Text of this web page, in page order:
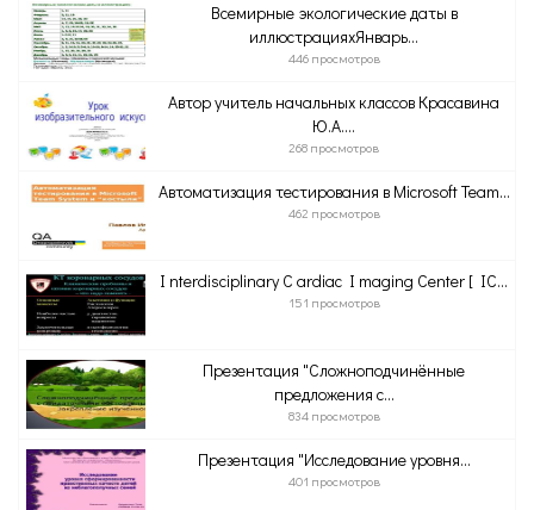
Всемирные экологические даты в
иллюстрацияхЯнварь...
446 просмотров
Автор учитель начальных классов Красавина
Ю.А....
268 просмотров
Автоматизация тестирования в Microsoft Team...
462 просмотров
I nterdisciplinary C ardiac I maging Center [ IC...
151 просмотров
Презентация "Сложноподчинённые
предложения с...
834 просмотров
Презентация "Исследование уровня...
401 просмотров